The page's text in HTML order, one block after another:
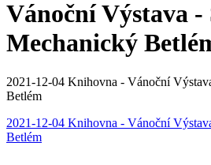
Vánoční Výstava
Mechanický
2021-12-04 Knihovna - Vánoční
Betlém
2021-12-04 Knihovna - Vánoční
Betlém